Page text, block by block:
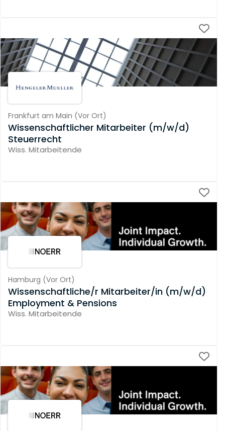
Frankfurt am Main (Vor Ort)
Wissenschaftlicher Mitarbeiter (m/w/d)
Steuerrecht
Wiss. Mitarbeitende
Hamburg (Vor Ort)
Wissenschaftliche/r Mitarbeiter/in (m/w/d)
Employment & Pensions
Wiss. Mitarbeitende